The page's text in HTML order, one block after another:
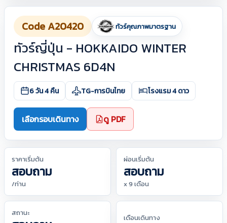
Code A20420 ทัวร์คุณภาพมาตรฐาน
ทัวร์ญี่ปุ่น - HOKKAIDO WINTER
CHRISTMAS 6D4N
6 วัน 4 คืน TG-การบินไทย โรงแรม 4 ดาว
เลือกรอบเดินทาง ดู PDF
ราคาเริ่มต้น
สอบถาม
/ท่าน
ผ่อนเริ่มต้น
สอบถาม
x 9 เดือน
สถานะ เดือนเดินทาง